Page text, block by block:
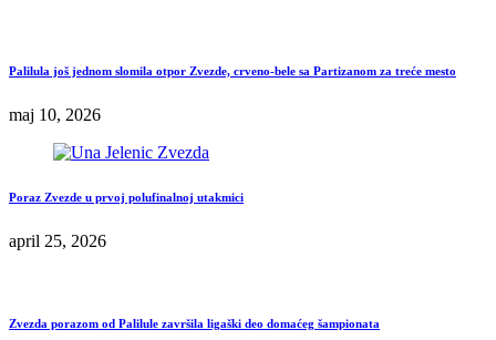
Palilula još jednom slomila otpor Zvezde, crveno-bele sa Partizanom za treće mesto
maj 10, 2026
Poraz Zvezde u prvoj polufinalnoj utakmici
april 25, 2026
Zvezda porazom od Palilule završila ligaški deo domaćeg šampionata